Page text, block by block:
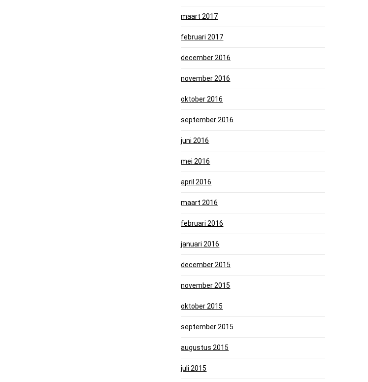
maart 2017
februari 2017
december 2016
november 2016
oktober 2016
september 2016
juni 2016
mei 2016
april 2016
maart 2016
februari 2016
januari 2016
december 2015
november 2015
oktober 2015
september 2015
augustus 2015
juli 2015